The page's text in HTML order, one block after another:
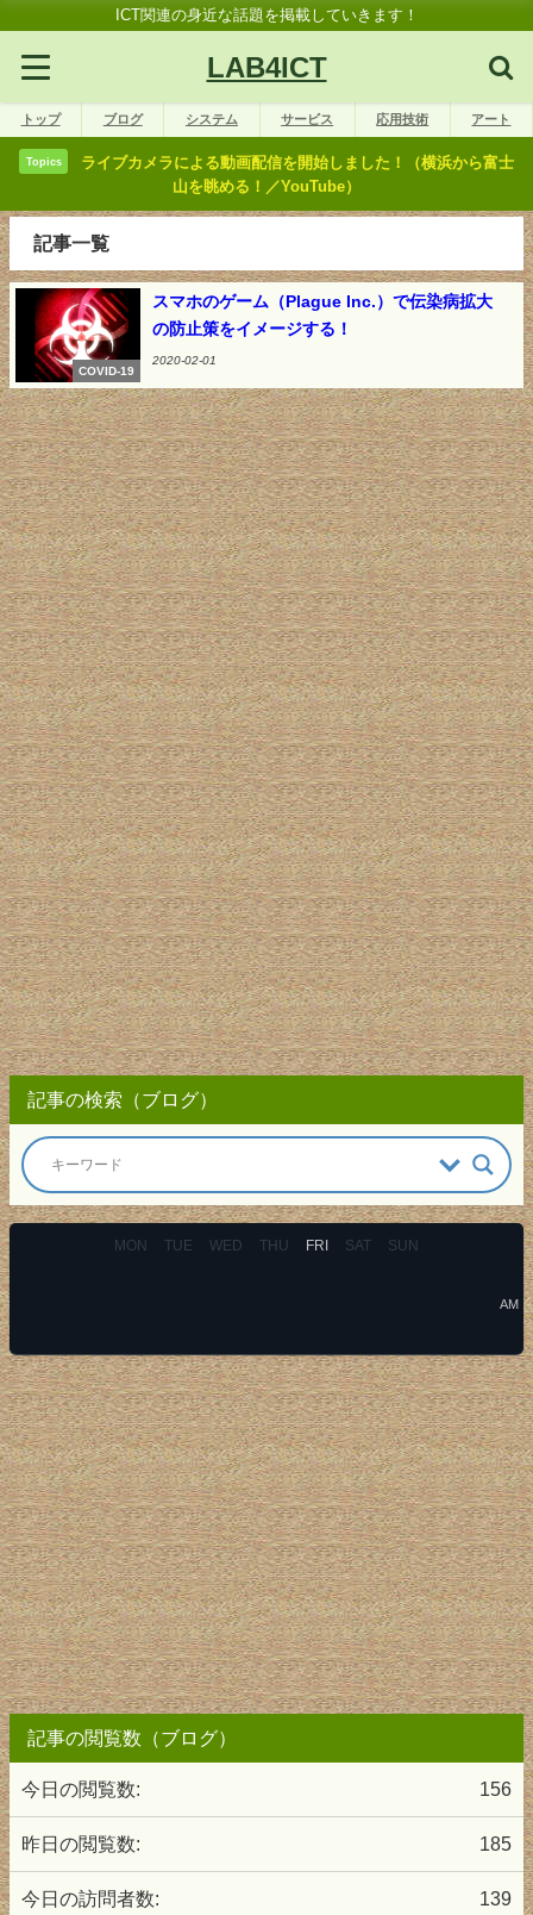
ICT関連の身近な話題を掲載していきます！
LAB4ICT
トップ ブログ システム サービス 応用技術 アート
Topics
ライブカメラによる動画配信を開始しました！（横浜から富士
山を眺める！／YouTube）
記事一覧
COVID-19
スマホのゲーム（Plague Inc.）で伝染病拡大
の防止策をイメージする！
2020-02-01
記事の検索（ブログ）
MON TUE WED THU FRI SAT SUN
AM
記事の閲覧数（ブログ）
156
今日の閲覧数:
185
昨日の閲覧数:
139
今日の訪問者数: